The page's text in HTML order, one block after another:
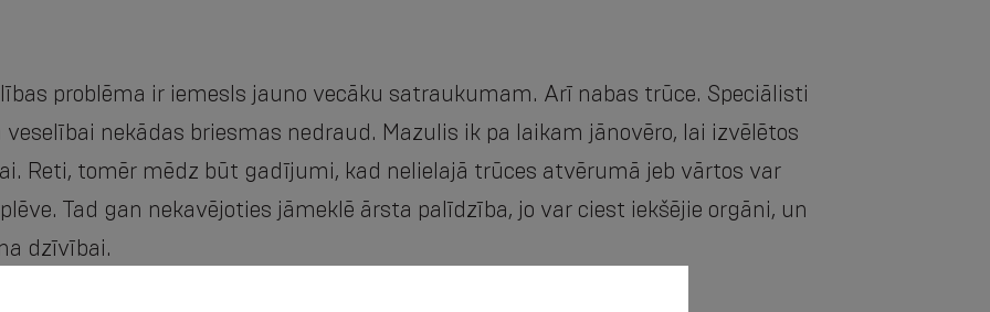
problēma ir iemesls jauno vecāku satraukumam. Arī nabas trūce. Speciālisti
nekādas briesmas nedraud. Mazulis ik pa laikam jānovēro, lai izvēlētos
Reti, tomēr mēdz būt gadījumi, kad nelielajā trūces atvērumā jeb vārtos var
Tad gan nekavējoties jāmeklē ārsta palīdzība, jo var ciest iekšējie orgāni, un
dzīvībai.